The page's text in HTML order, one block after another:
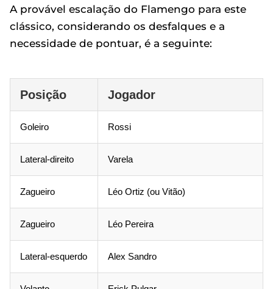
A provável escalação do Flamengo para este
clássico, considerando os desfalques e a
necessidade de pontuar, é a seguinte:
Posição Jogador
Goleiro Rossi
Lateral-direito Varela
Zagueiro Léo Ortiz (ou Vitão)
Zagueiro Léo Pereira
Lateral-esquerdo Alex Sandro